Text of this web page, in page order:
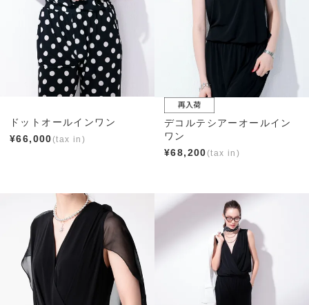
ドットオールインワン
¥66,000
デコルテシアーオールイン
ワン
¥68,200